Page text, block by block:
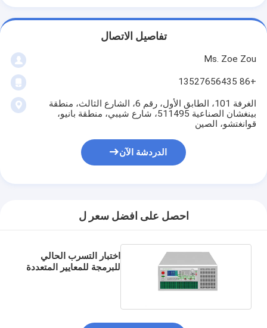
تفاصيل الاتصال
Ms. Zoe Zou
+86 13527656435
الغرفة 101، الطابق الأول، رقم 6، الشارع الثالث، منطقة
بينغشان الصناعية 511495، شارع شيبي، منطقة بانيو،
قوانغتشو، الصين
الدردشة الآن
احصل على افضل سعر ل
اختبار التسرب الحالي
للبرمجة للمعايير المتعددة